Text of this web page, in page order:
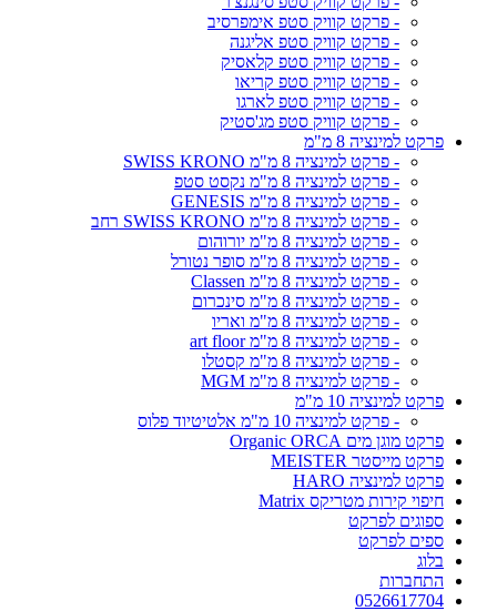
- פרקט קוויק סטפ אימפרסיב
- פרקט קוויק סטפ אליגנה
- פרקט קוויק סטפ קלאסיק
- פרקט קוויק סטפ קריאו
- פרקט קוויק סטפ לארגו
- פרקט קוויק סטפ מג'סטיק
פרקט למינציה 8 מ"מ
- פרקט למינציה 8 מ"מ SWISS KRONO
- פרקט למינציה 8 מ"מ נקסט סטפ
- פרקט למינציה 8 מ"מ GENESIS
- פרקט למינציה 8 מ"מ SWISS KRONO רחב
- פרקט למינציה 8 מ"מ יורוהום
- פרקט למינציה 8 מ"מ סופר נטורל
- פרקט למינציה 8 מ"מ Classen
- פרקט למינציה 8 מ"מ סינכרום
- פרקט למינציה 8 מ"מ ואריו
- פרקט למינציה 8 מ"מ art floor
- פרקט למינציה 8 מ"מ קסטלו
- פרקט למינציה 8 מ"מ MGM
פרקט למינציה 10 מ"מ
- פרקט למינציה 10 מ"מ אלטיטיוד פלוס
פרקט מוגן מים Organic ORCA
פרקט מייסטר MEISTER
פרקט למינציה HARO
חיפוי קירות מטריקס Matrix
ספוגים לפרקט
ספים לפרקט
בלוג
התחברות
0526617704